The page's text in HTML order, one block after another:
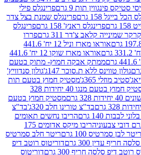
תות 9 גרם
פרינגלס פילי
פרינגלס שמנת בצל צדר
פרינגלס ראנץ' 158 גרם
פרינגלס
צ'דר 311 גרם
פררו
אוראו מארז וניל 12 יח' 441.6
אוראו מארז שוקו 12 יח' 441.6
ממתק אבקה חמוץ- מתוק בטעם
ללא ת.סוכר 147ג'
גולון סנדוויץ'
מסטיק חמוץ בטעם תות
מסטיק חמוץ בטעם מנגו 40 יחידות 328
מסטיק חמוץ בטעם
בד"צ טורינו חלב 320ג'
בד"צ
הריבו נחשים תאומים
הריבו מיקס אדומים 175
גרם
ריטר חלב סמרטיס
גרם
דוריטוס רוטב דיפ
חריף 300 גרם
דוריטוס